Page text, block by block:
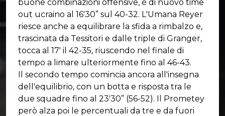
buone combinazioni offensive, è di nuovo time
out ucraino al 16'30” sul 40-32. L'Umana Reyer
riesce anche a equilibrare la sfida a rimbalzo e,
trascinata da Tessitori e dalle triple di Granger,
tocca al 17' il 42-35, riuscendo nel finale di
tempo a limare ulteriormente fino al 46-43.
Il secondo tempo comincia ancora all'insegna
dell'equilibrio, con un botta e risposta tra le
due squadre fino al 23'30” (56-52). Il Prometey
però alza poi le percentuali da tre e da fuori